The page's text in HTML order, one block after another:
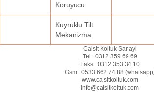
Koruyucu
Kuyruklu Tilt
Mekanizma
Calsit Koltuk Sanayi
Tel : 0312 359 69 69
Faks : 0312 353 34 10
Gsm : 0533 662 74 88 (whatsapp
www.calsitkoltuk.com
info@calsitkoltuk.com